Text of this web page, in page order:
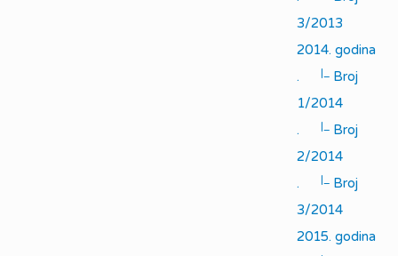
3/2013
2014. godina
.
|_ Broj
1/2014
.
|_ Broj
2/2014
.
|_ Broj
3/2014
2015. godina